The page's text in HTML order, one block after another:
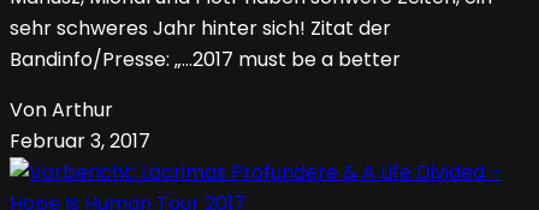
sehr schweres Jahr hinter sich! Zitat der
Bandinfo/Presse: „…2017 must be a better
Von Arthur
Februar 3, 2017